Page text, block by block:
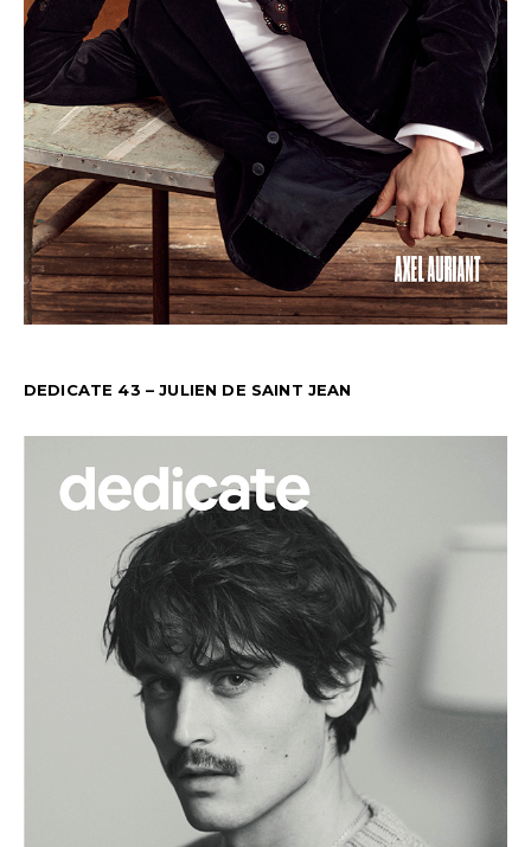
DEDICATE 43 – JULIEN DE SAINT JEAN